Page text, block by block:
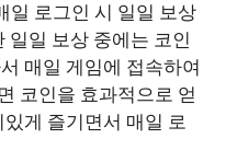
일 로그인 시 일일 보상
일일 보상 중에는 코인
매일 게임에 접속하여
코인을 효과적으로 얻
게 즐기면서 매일 로